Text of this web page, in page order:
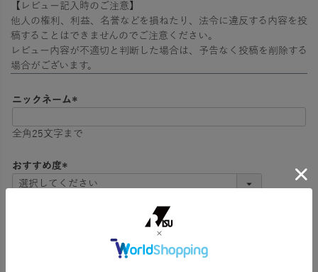
【レビュー記入時のご注意】
他人の権利、利益、名誉などを損ねたり、法令に違反する内容を投
稿することはできませんのでご注意ください。
レビュー内容が不適切と判断した場合は、予告なく投稿を削除する
場合がございます。
ニックネーム
必
全角25文字まで
おすすめ度
(